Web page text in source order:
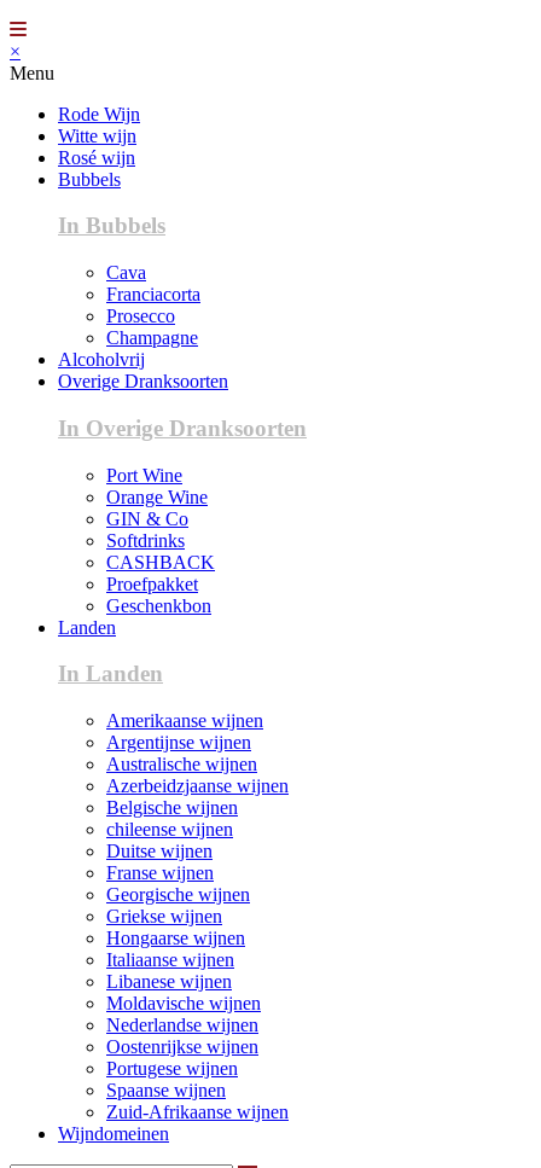
×
Menu
Rode Wijn
Witte wijn
Rosé wijn
Bubbels
In Bubbels
Cava
Franciacorta
Prosecco
Champagne
Alcoholvrij
Overige Dranksoorten
In Overige Dranksoorten
Port Wine
Orange Wine
GIN & Co
Softdrinks
CASHBACK
Proefpakket
Geschenkbon
Landen
In Landen
Amerikaanse wijnen
Argentijnse wijnen
Australische wijnen
Azerbeidzjaanse wijnen
Belgische wijnen
chileense wijnen
Duitse wijnen
Franse wijnen
Georgische wijnen
Griekse wijnen
Hongaarse wijnen
Italiaanse wijnen
Libanese wijnen
Moldavische wijnen
Nederlandse wijnen
Oostenrijkse wijnen
Portugese wijnen
Spaanse wijnen
Zuid-Afrikaanse wijnen
Wijndomeinen